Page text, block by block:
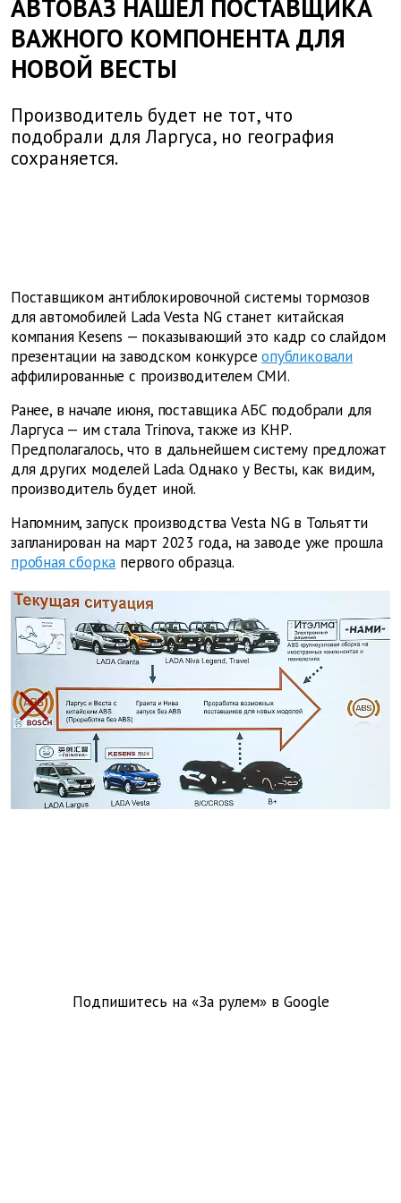
АВТОВАЗ НАШЕЛ ПОСТАВЩИКА
ВАЖНОГО КОМПОНЕНТА ДЛЯ
НОВОЙ ВЕСТЫ
Производитель будет не тот, что
подобрали для Ларгуса, но география
сохраняется.
Поставщиком антиблокировочной системы тормозов
для автомобилей Lada Vesta NG станет китайская
компания Kesens — показывающий это кадр со слайдом
презентации на заводском конкурсе опубликовали
аффилированные с производителем СМИ.
Ранее, в начале июня, поставщика АБС подобрали для
Ларгуса — им стала Trinova, также из КНР.
Предполагалось, что в дальнейшем систему предложат
для других моделей Lada. Однако у Весты, как видим,
производитель будет иной.
Напомним, запуск производства Vesta NG в Тольятти
запланирован на март 2023 года, на заводе уже прошла
пробная сборка первого образца.
Подпишитесь на «За рулем» в Google